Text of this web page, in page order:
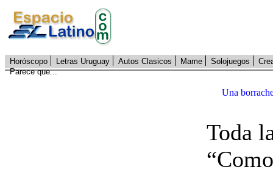
Horóscopo Letras Uruguay Autos Clasicos Mame Solojuegos
Parece que...
Una
Toda